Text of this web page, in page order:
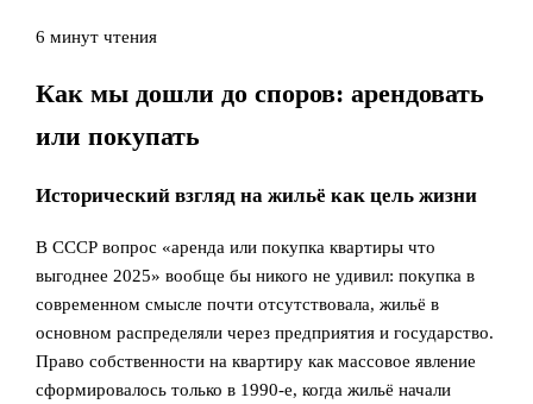
6 минут чтения
Как мы дошли до споров: арендовать
или покупать
Исторический взгляд на жильё как цель жизни
В СССР вопрос «аренда или покупка квартиры что
выгоднее 2025» вообще бы никого не удивил: покупка в
современном смысле почти отсутствовала, жильё в
основном распределяли через предприятия и государство.
Право собственности на квартиру как массовое явление
сформировалось только в 1990‑е, когда жильё начали